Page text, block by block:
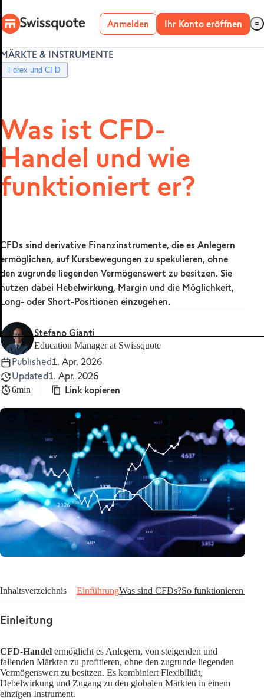
Anmelden
METATRADER 4 &
5
MetaTrader 4
MetaTrader 5
Ihr Konto eröffnen
MÄRKTE & INSTRUMENTE
Forex und CFD
Was ist CFD-
Handel und wie
funktioniert er?
CFDs sind derivative Finanzinstrumente, die es Anlegern
ermöglichen, auf Kursbewegungen zu spekulieren, ohne
den zugrunde liegenden Vermögenswert zu besitzen. Sie
nutzen dabei Hebelwirkung, Margin und die Möglichkeit,
Long- oder Short-Positionen einzugehen.
Stefano Gianti
Education Manager at Swissquote
Published1. Apr. 2026
Updated1. Apr. 2026
6min
Link kopieren
Inhaltsverzeichnis EinführungWas sind CFDs?So funktionieren
Einleitung
CFD-Handel ermöglicht es Anlegern, von steigenden und
fallenden Märkten zu profitieren, ohne den zugrunde liegenden
Vermögenswert zu besitzen. Es kombiniert Flexibilität,
Hebelwirkung und Zugang zu den globalen Märkten in einem
einzigen Instrument.